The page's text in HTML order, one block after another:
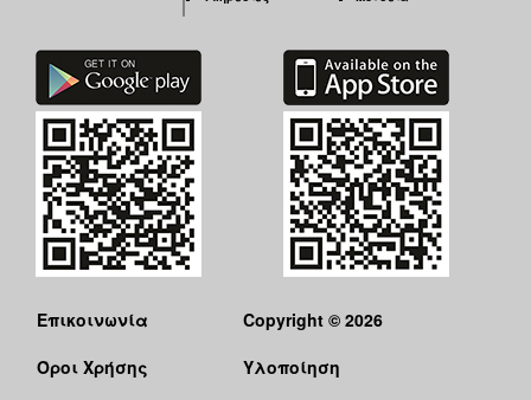
Επικοινωνία
Όροι Χρήσης
Copyright © 2026
Υλοποίηση